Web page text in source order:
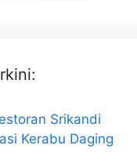
Srikandi
Kerabu Daging